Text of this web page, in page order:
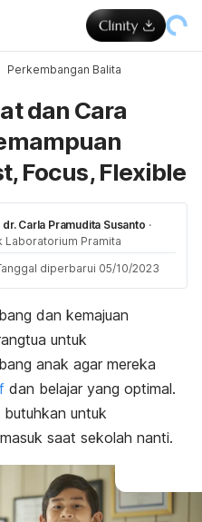
Perkembangan Balita
dan Cara
Focus, Flexible
dr. Carla Pramudita Susanto ·
Laboratorium Pramita
diperbarui 05/10/2023
dan kemajuan
untuk
anak agar mereka
dan belajar yang optimal.
untuk
saat sekolah nanti.